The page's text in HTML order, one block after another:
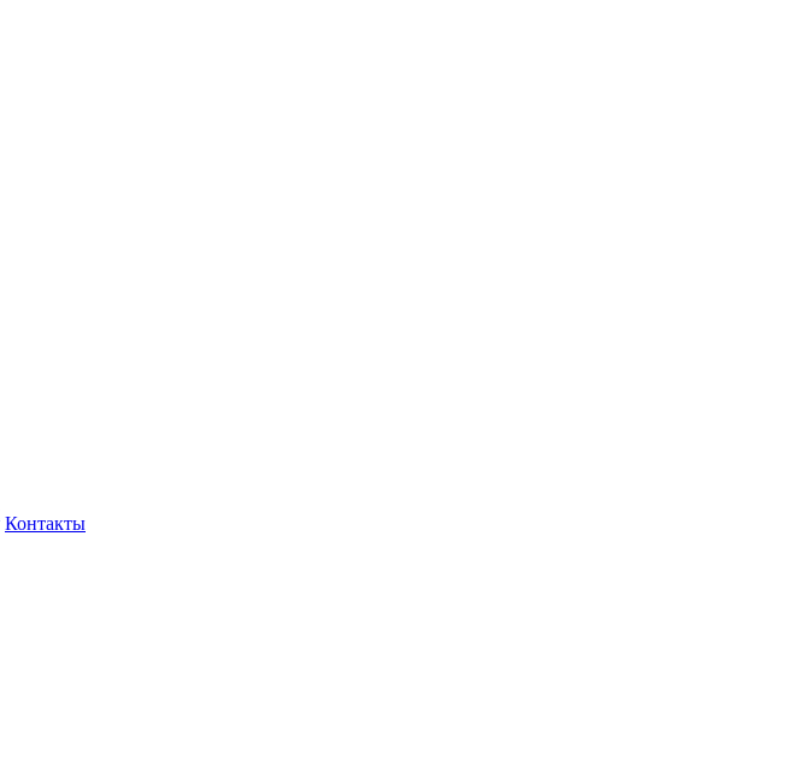
Контакты